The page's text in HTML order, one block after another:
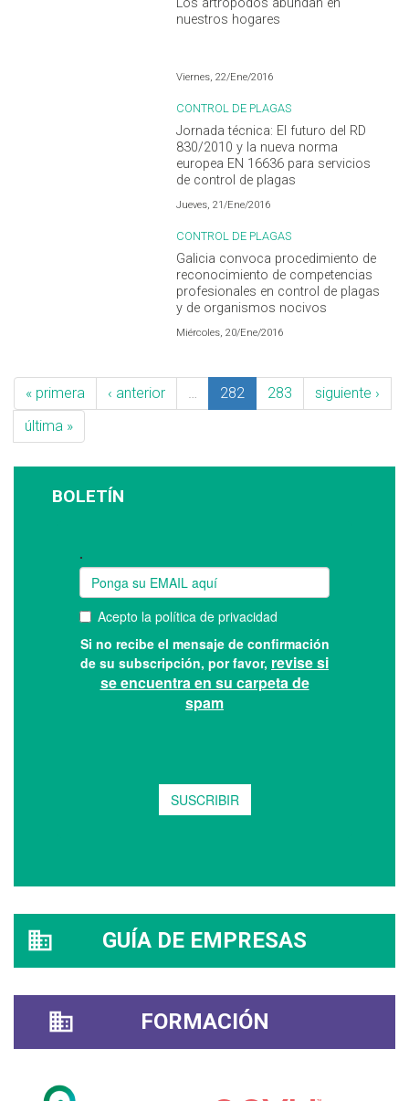
nuestros hogares
Viernes, 22/Ene/2016
CONTROL DE PLAGAS
Jornada técnica: El futuro del RD
830/2010 y la nueva norma
europea EN 16636 para servicios
de control de plagas
Jueves, 21/Ene/2016
CONTROL DE PLAGAS
Galicia convoca procedimiento de
reconocimiento de competencias
profesionales en control de plagas
y de organismos nocivos
Miércoles, 20/Ene/2016
« primera ‹ anterior 282 283
siguiente ›
última »
BOLETÍN
GUÍA DE EMPRESAS
FORMACIÓN